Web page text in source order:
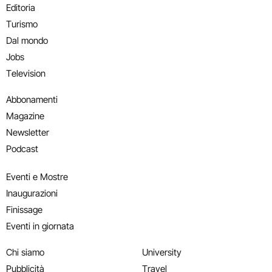
Editoria
Turismo
Dal mondo
Jobs
Television
Abbonamenti
Magazine
Newsletter
Podcast
Eventi e Mostre
Inaugurazioni
Finissage
Eventi in giornata
Chi siamo
Pubblicità
University
Travel